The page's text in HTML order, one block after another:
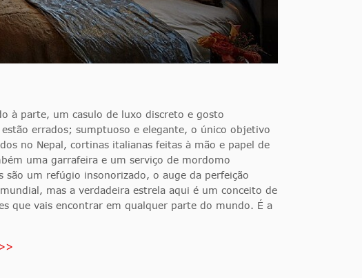
à parte, um casulo de luxo discreto e gosto
errados; sumptuoso e elegante, o único objetivo
no Nepal, cortinas italianas feitas à mão e papel de
uma garrafeira e um serviço de mordomo
um refúgio insonorizado, o auge da perfeição
mas a verdadeira estrela aqui é um conceito de
que vais encontrar em qualquer parte do mundo. É a